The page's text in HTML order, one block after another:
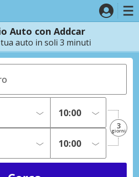
Auto con Addcar
auto in soli 3 minuti
3
giorni